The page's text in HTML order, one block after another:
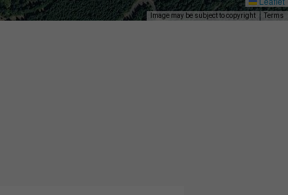
Image may be subject to copyright Terms